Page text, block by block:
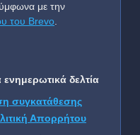
με την
του Brevo
δελτία
συγκατάθεσης
Απορρήτου